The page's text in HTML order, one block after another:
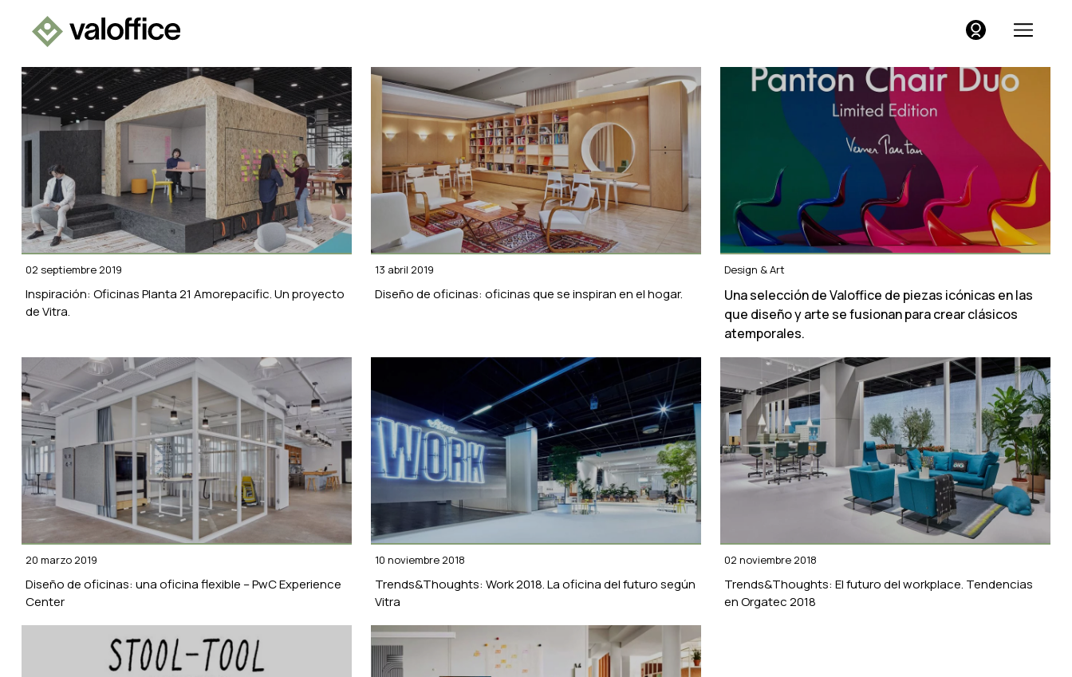
Nosotros
Proyectos
Productos
Marcas
Servicios de equipamiento integral
News
02 septiembre 2019
Inspiración: Oficinas Planta 21 Amorepacific. Un proyecto
de Vitra.
13 abril 2019
Diseño de oficinas: oficinas que se inspiran en el hogar.
Design & Art
Una selección de Valoffice de piezas icónicas en las
que diseño y arte se fusionan para crear clásicos
atemporales.
20 marzo 2019
Diseño de oficinas: una oficina flexible – PwC Experience
Center
10 noviembre 2018
Trends&Thoughts: Work 2018. La oficina del futuro según
Vitra
02 noviembre 2018
Trends&Thoughts: El futuro del workplace. Tendencias
en Orgatec 2018